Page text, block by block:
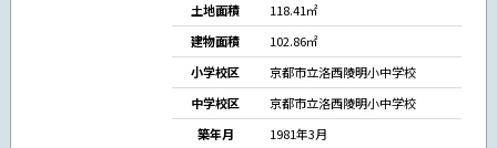
土地面積
118.41㎡
建物面積
102.86㎡
小学校区
京都市立洛西陵明小中学校
中学校区
京都市立洛西陵明小中学校
築年月
1981年3月